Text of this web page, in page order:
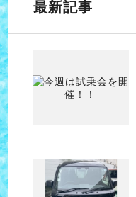
最新記事